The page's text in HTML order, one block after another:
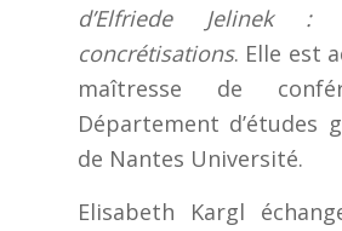
d’Elfriede Jelinek
concrétisations. Elle est
maîtresse de
Département d’études
de Nantes Université.
Elisabeth Kargl